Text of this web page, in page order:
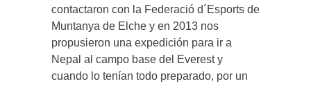
contactaron con la Federació d´Esports de
Muntanya de Elche y en 2013 nos
propusieron una expedición para ir a
Nepal al campo base del Everest y
cuando lo tenían todo preparado, por un